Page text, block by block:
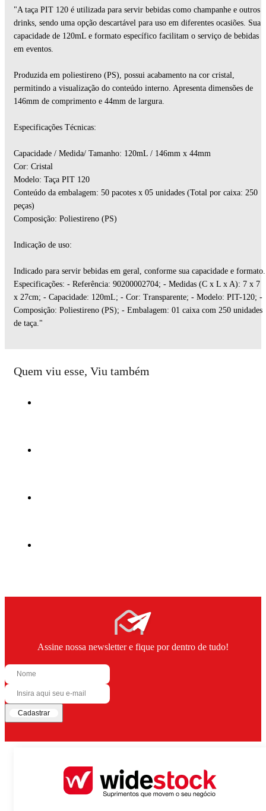
"A taça PIT 120 é utilizada para servir bebidas como champanhe e outros
drinks, sendo uma opção descartável para uso em diferentes ocasiões. Sua
capacidade de 120mL e formato específico facilitam o serviço de bebidas
em eventos.
Produzida em poliestireno (PS), possui acabamento na cor cristal,
permitindo a visualização do conteúdo interno. Apresenta dimensões de
146mm de comprimento e 44mm de largura.
Especificações Técnicas:
Capacidade / Medida/ Tamanho: 120mL / 146mm x 44mm
Cor: Cristal
Modelo: Taça PIT 120
Conteúdo da embalagem: 50 pacotes x 05 unidades (Total por caixa: 250
peças)
Composição: Poliestireno (PS)
Indicação de uso:
Indicado para servir bebidas em geral, conforme sua capacidade e formato.
Especificações: - Referência: 90200002704; - Medidas (C x L x A): 7 x 7
x 27cm; - Capacidade: 120mL; - Cor: Transparente; - Modelo: PIT-120; -
Composição: Poliestireno (PS); - Embalagem: 01 caixa com 250 unidades
de taça."
Quem viu esse, Viu também
Assine nossa newsletter e fique por dentro de tudo!
Cadastrar